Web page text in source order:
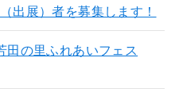
出展）者を募集します！
田の里ふれあいフェス